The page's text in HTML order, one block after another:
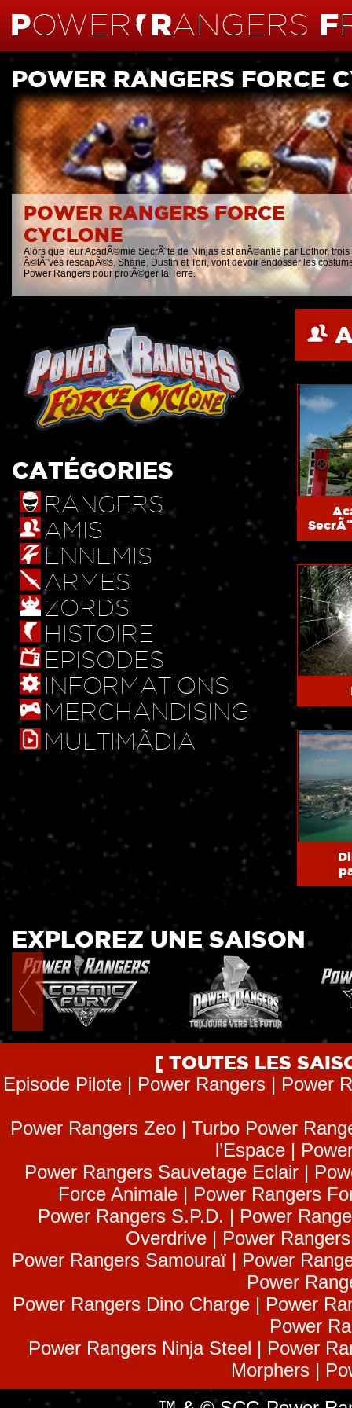
POWER RANGERS FORCE
POWER RANGERS FORCE
CYCLONE
Alors que leur AcadÃ©mie SecrÃ¨te de Ninjas est anÃ©antie par Lothor, trois
Ã©lÃ¨ves rescapÃ©s, Shane, Dustin et Tori, vont devoir endosser les
Power Rangers pour protÃ©ger la Terre.
CATÉGORIES
RANGERS
AMIS
ENNEMIS
ARMES
ZORDS
HISTOIRE
EPISODES
INFORMATIONS
MERCHANDISING
MULTIMÃDIA
EXPLOREZ UNE SAISON
[ TOUTES LES
Episode Pilote | Power Rangers | Power
Power Rangers Zeo | Turbo Power
l’Espace |
Power Rangers Sauvetage Eclair |
Force Animale | Power Rangers
Power Rangers S.P.D. | Power
Overdrive | Power
Power Rangers Samouraï | Power
Power
Power Rangers Dino Charge | Power
Power
Power Rangers Ninja Steel | Power
Morphers |